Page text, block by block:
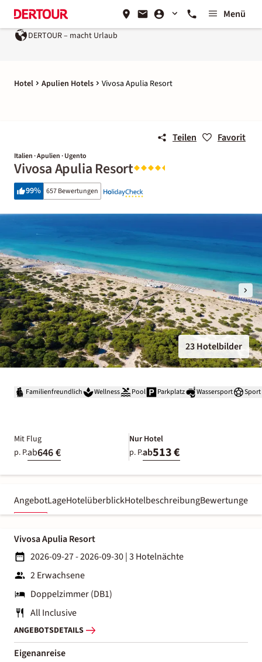
Menü
DERTOUR – macht Urlaub
Hotel Apulien Hotels Vivosa Apulia Resort
Teilen Favorit
Italien · Apulien · Ugento
Vivosa Apulia Resort
99% 657 Bewertungen
23 Hotelbilder
Familienfreundlich Wellness Pool Parkplatz Wassersport Sport
Mit Flug
p. P.ab646 €
Nur Hotel
p. P.ab513 €
AngebotLageHotelüberblickHotelbeschreibungBewertungen
Vivosa Apulia Resort
2026-09-27 - 2026-09-30|3 Hotelnächte
2 Erwachsene
Doppelzimmer (DB1)
All Inclusive
ANGEBOTSDETAILS
Eigenanreise